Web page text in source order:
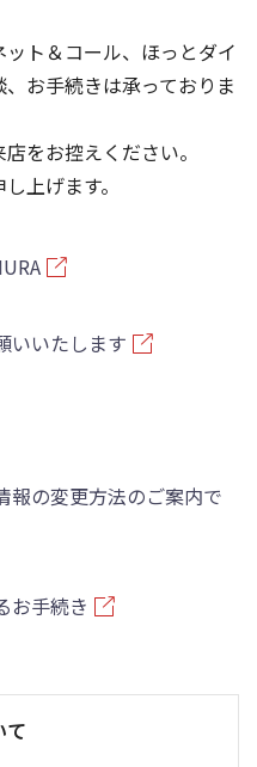
ト＆コール、ほっとダイ
お手続きは承っておりま
をお控えください。
上げます。
いいたします
報の変更方法のご案内で
お手続き
て